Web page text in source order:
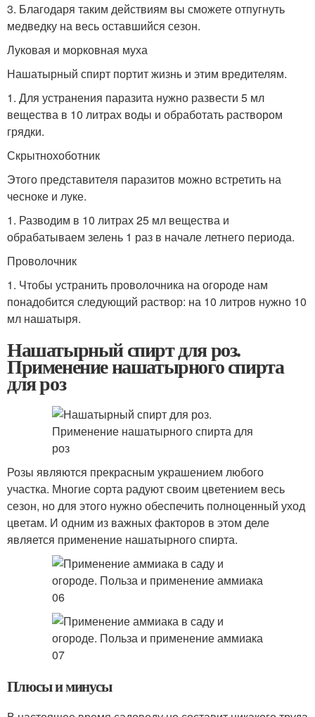
3. Благодаря таким действиям вы сможете отпугнуть
медведку на весь оставшийся сезон.
Луковая и морковная муха
Нашатырный спирт портит жизнь и этим вредителям.
1. Для устранения паразита нужно развести 5 мл
вещества в 10 литрах воды и обработать раствором
грядки.
Скрытнохоботник
Этого представителя паразитов можно встретить на
чесноке и луке.
1. Разводим в 10 литрах 25 мл вещества и
обрабатываем зелень 1 раз в начале летнего периода.
Проволочник
1. Чтобы устранить проволочника на огороде нам
понадобится следующий раствор: на 10 литров нужно 10
мл нашатыря.
Нашатырный спирт для роз.
Применение нашатырного спирта
для роз
Розы являются прекрасным украшением любого
участка. Многие сорта радуют своим цветением весь
сезон, но для этого нужно обеспечить полноценный уход
цветам. И одним из важных факторов в этом деле
является применение нашатырного спирта.
Плюсы и минусы